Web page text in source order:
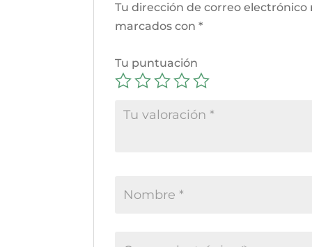
Tu dirección de correo electrónico
marcados con*
Tu puntuación